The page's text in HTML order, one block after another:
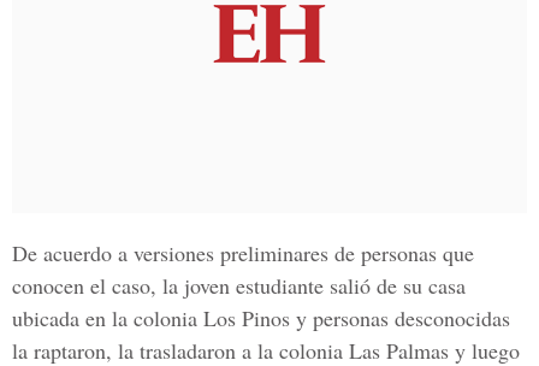
De acuerdo a versiones preliminares de personas que
conocen el caso, la joven estudiante salió de su casa
ubicada en la colonia Los Pinos y personas desconocidas
la raptaron, la trasladaron a la colonia Las Palmas y luego